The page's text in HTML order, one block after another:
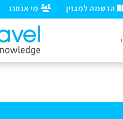
מי אנחנו הרשמה למגזין